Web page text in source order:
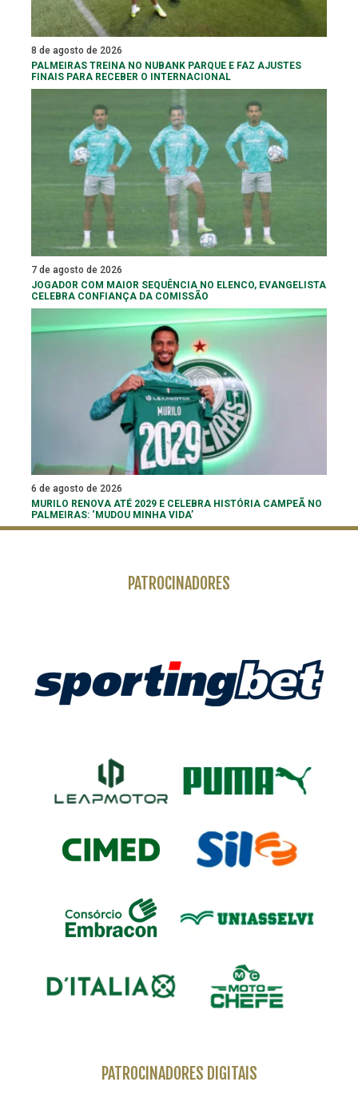
8 de agosto de 2026
PALMEIRAS TREINA NO NUBANK PARQUE E FAZ AJUSTES
FINAIS PARA RECEBER O INTERNACIONAL
7 de agosto de 2026
JOGADOR COM MAIOR SEQUÊNCIA NO ELENCO, EVANGELISTA
CELEBRA CONFIANÇA DA COMISSÃO
6 de agosto de 2026
MURILO RENOVA ATÉ 2029 E CELEBRA HISTÓRIA CAMPEÃ NO
PALMEIRAS: ‘MUDOU MINHA VIDA’
PATROCINADORES
PATROCINADORES DIGITAIS